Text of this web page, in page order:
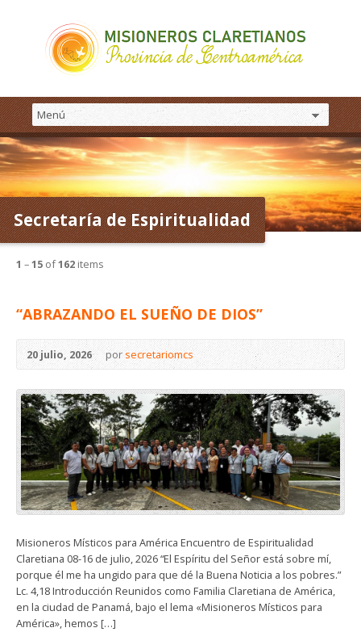
Secretaría de Espiritualidad
1 –15 of162 items
“ABRAZANDO EL SUEÑO DE DIOS”
20 julio, 2026 por secretariomcs
Misioneros Místicos para América Encuentro de Espiritualidad
Claretiana 08-16 de julio, 2026 “El Espíritu del Señor está sobre mí,
porque él me ha ungido para que dé la Buena Noticia a los pobres.”
Lc. 4,18 Introducción Reunidos como Familia Claretiana de América,
en la ciudad de Panamá, bajo el lema «Misioneros Místicos para
América», hemos […]